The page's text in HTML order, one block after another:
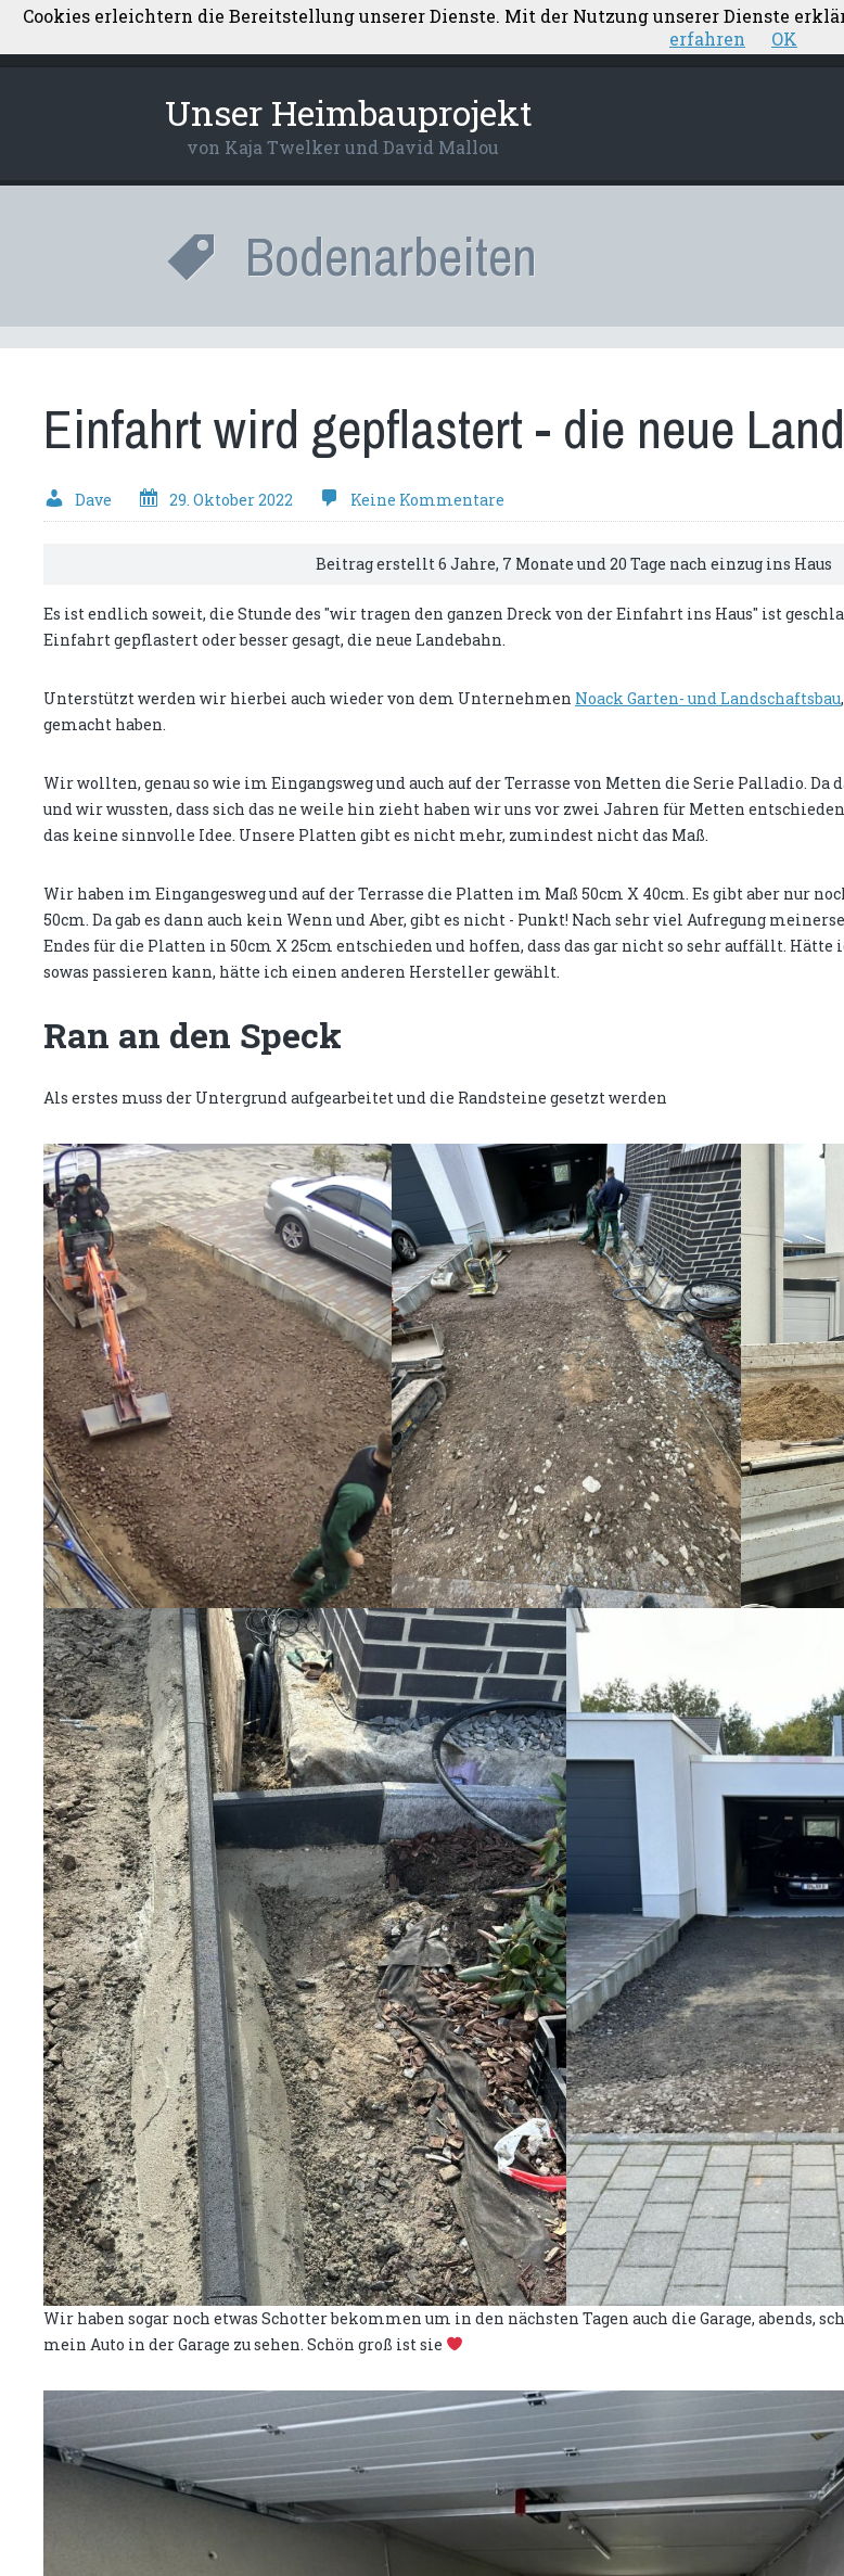
Aufstellung Nebenkosten
Unser Heimbauprojekt
von Kaja Twelker und David Mallou
Bodenarbeiten
Einfahrt wird gepflastert - die neue
Dave 29. Oktober 2022 Keine Kommentare
Beitrag erstellt 6 Jahre, 7 Monate und 20 Tage nach einzug ins Haus
Es ist endlich soweit, die Stunde des "wir tragen den ganzen Dreck von der Einfahrt ins Haus" ist
Einfahrt gepflastert oder besser gesagt, die neue Landebahn.
Unterstützt werden wir hierbei auch wieder von dem Unternehmen Noack Garten- und Landschaftsbau
gemacht haben.
Wir wollten, genau so wie im Eingangsweg und auch auf der Terrasse von Metten die Serie Palladio. Da
und wir wussten, dass sich das ne weile hin zieht haben wir uns vor zwei Jahren für Metten
das keine sinnvolle Idee. Unsere Platten gibt es nicht mehr, zumindest nicht das Maß.
Wir haben im Eingangesweg und auf der Terrasse die Platten im Maß 50cm X 40cm. Es gibt aber nur
50cm. Da gab es dann auch kein Wenn und Aber, gibt es nicht - Punkt! Nach sehr viel Aufregung
Endes für die Platten in 50cm X 25cm entschieden und hoffen, dass das gar nicht so sehr auffällt. Hätte
sowas passieren kann, hätte ich einen anderen Hersteller gewählt.
Ran an den Speck
Als erstes muss der Untergrund aufgearbeitet und die Randsteine gesetzt werden
Wir haben sogar noch etwas Schotter bekommen um in den nächsten Tagen auch die Garage, abends,
mein Auto in der Garage zu sehen. Schön groß ist sie
Cookies erleichtern die Bereitstellung unserer Dienste. Mit der Nutzung unserer Dienste
erfahren
OK